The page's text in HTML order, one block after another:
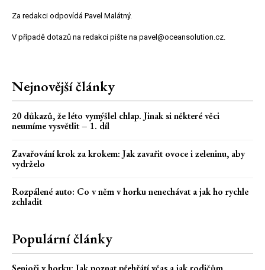
Za redakci odpovídá Pavel Malátný.
V případě dotazů na redakci pište na pavel@oceansolution.cz.
Nejnovější články
20 důkazů, že léto vymýšlel chlap. Jinak si některé věci
neumíme vysvětlit – 1. díl
Zavařování krok za krokem: Jak zavařit ovoce i zeleninu, aby
vydrželo
Rozpálené auto: Co v něm v horku nenechávat a jak ho rychle
zchladit
Populární články